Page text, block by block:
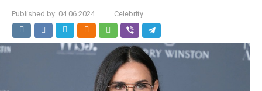
Published by: 04.06.2024 Celebrity